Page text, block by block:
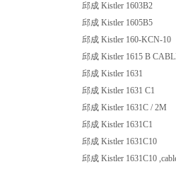
邱成 Kistler 1603B2
邱成 Kistler 1605B5
邱成 Kistler 160-KCN-10
邱成 Kistler 1615 B
邱成 Kistler 1631
邱成 Kistler 1631 C1
邱成 Kistler 1631C / 2M
邱成 Kistler 1631C1
邱成 Kistler 1631C10
邱成 Kistler 1631C10